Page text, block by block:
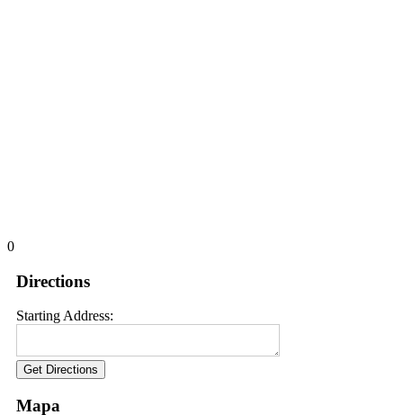
0
Directions
Starting Address:
Mapa